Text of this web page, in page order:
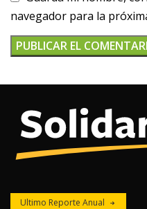
navegador para la
Ultimo Reporte Anual